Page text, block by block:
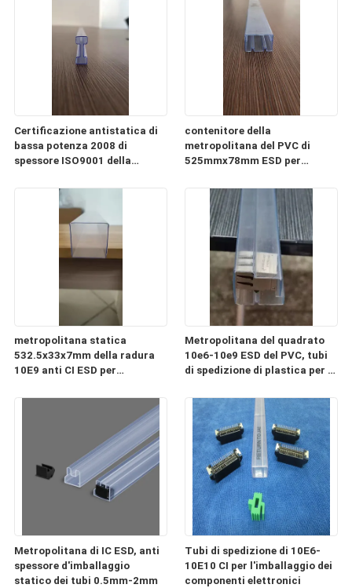
Certificazione antistatica di
bassa potenza 2008 di
spessore ISO9001 della
contenitore della
metropolitana del PVC di
525mmx78mm ESD per
alimentazione
metropolitana statica
532.5x33x7mm della radura
10E9 anti CI ESD per
Metropolitana del quadrato
10e6-10e9 ESD del PVC, tubi
di spedizione di plastica per i
Metropolitana di IC ESD, anti
spessore d'imballaggio
statico dei tubi 0.5mm-2mm
Tubi di spedizione di 10E6-
10E10 CI per l'imballaggio dei
componenti elettronici